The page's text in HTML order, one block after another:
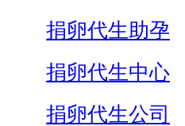
捐卵代生助孕
捐卵代生中心
捐卵代生公司